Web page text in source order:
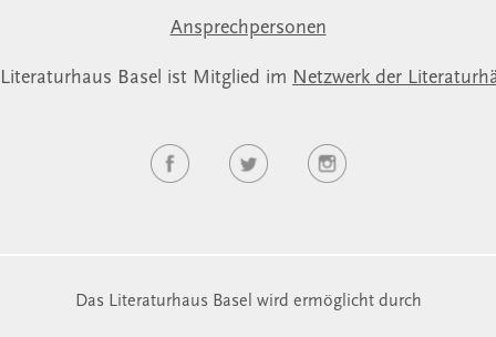
Ansprechpersonen
Basel ist Mitglied im Netzwerk der
Das Literaturhaus Basel wird ermöglicht durch